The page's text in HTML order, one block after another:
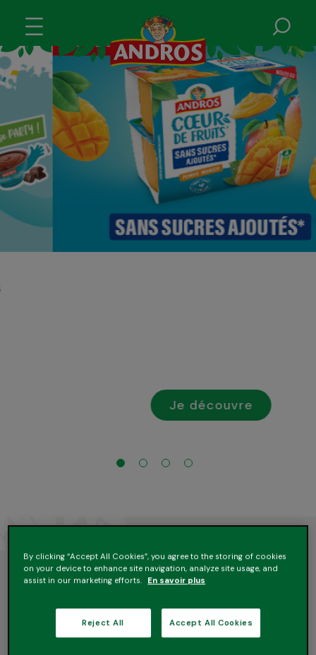
Je découvre
1 2 3 4
Découvrez tous nos
produits
faire à travers la grande variété des
produits Andros. Ce qu’ils ont tous en
commun ? La gourmandise, et surtout le
By clicking “Accept All Cookies”, you agree to the storing of cookies
on your device to enhance site navigation, analyze site usage, and
assist in our marketing efforts. En savoir plus
Reject All Accept All Cookies